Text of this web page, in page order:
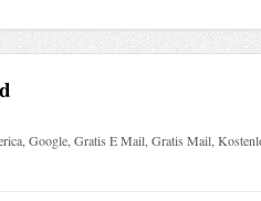
, Google, Gratis E Mail, Gratis Mail,